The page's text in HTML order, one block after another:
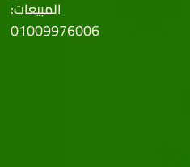
المبيعات:
01009976006